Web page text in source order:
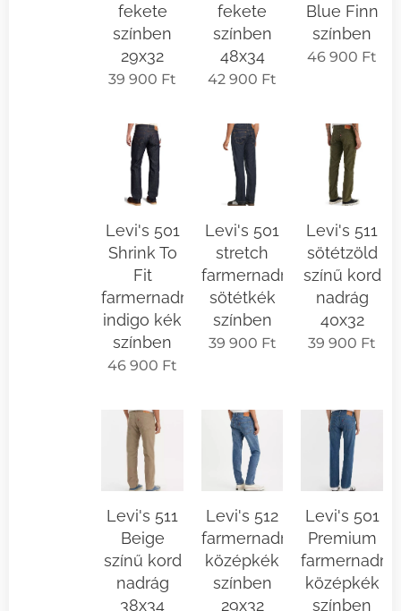
fekete
színben
29x32
39 900 Ft
fekete
színben
48x34
42 900 Ft
Blue Finn
színben
46 900 Ft
Levi's 501
Shrink To
Fit
farmernadrág
indigo kék
színben
46 900 Ft
Levi's 501
stretch
farmernadrág
sötétkék
színben
39 900 Ft
Levi's 511
sötétzöld
színű kord
nadrág
40x32
39 900 Ft
Levi's 511
Beige
színű kord
nadrág
38x34
Levi's 512
farmernadrág
középkék
színben
29x32
Levi's 501
Premium
középkék
színben